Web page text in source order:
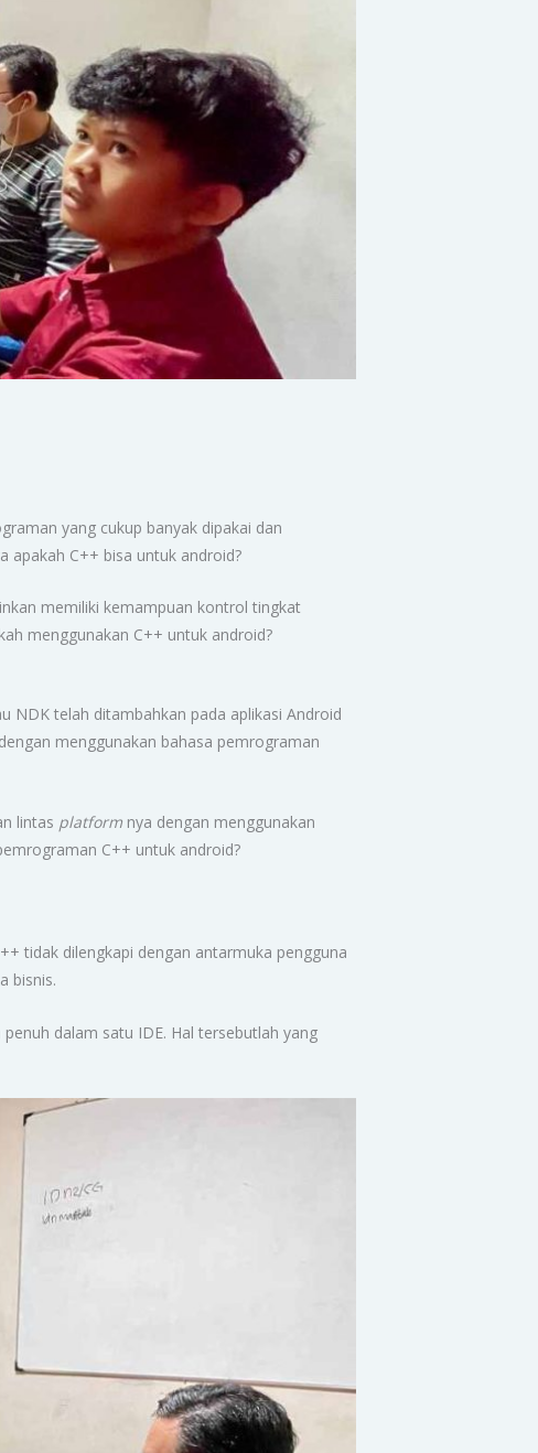
yang cukup banyak dipakai dan
apakah C++ bisa untuk android?
memiliki kemampuan kontrol tingkat
menggunakan C++ untuk android?
NDK telah ditambahkan pada aplikasi Android
menggunakan bahasa pemrograman
lintas platform nya dengan menggunakan
C++ untuk android?
tidak dilengkapi dengan antarmuka pengguna
bisnis.
penuh dalam satu IDE. Hal tersebutlah yang